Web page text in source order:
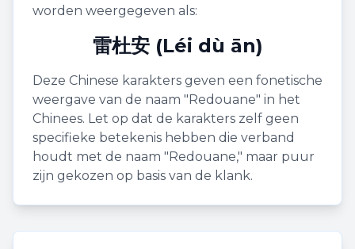
worden weergegeven als:
雷杜安 (Léi dù ān)
Deze Chinese karakters geven een fonetische
weergave van de naam "Redouane" in het
Chinees. Let op dat de karakters zelf geen
specifieke betekenis hebben die verband
houdt met de naam "Redouane," maar puur
zijn gekozen op basis van de klank.